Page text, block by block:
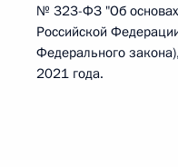
№ 323-ФЗ "Об
Российской
Федерального
2021 года.